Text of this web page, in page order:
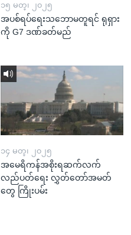
၁၅ မတ္၊ ၂၀၂၅
အပစ်ရပ်ရေးသဘောမတူရင် ရုရှား
ကို G7 ဒဏ်ခတ်မည်
၁၄ မတ္၊ ၂၀၂၅
အမေရိကန်အစိုးရဆက်လက်
လည်ပတ်ရေး လွှတ်တော်အမတ်
တွေ ကြိုးပမ်း